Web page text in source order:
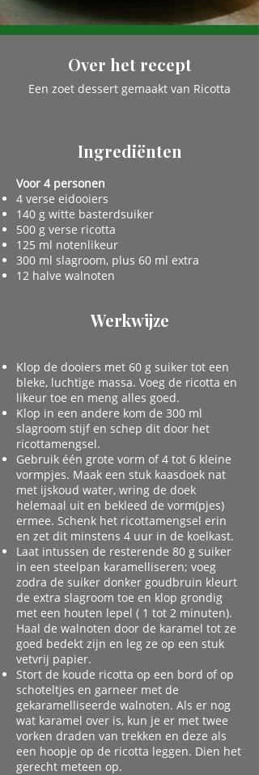
Over het recept
Een zoet dessert gemaakt van Ricotta
Ingrediënten
Voor 4 personen
4 verse eidooiers
140 g witte basterdsuiker
500 g verse ricotta
125 ml notenlikeur
300 ml slagroom, plus 60 ml extra
12 halve walnoten
Werkwijze
Klop de dooiers met 60 g suiker tot een
bleke, luchtige massa. Voeg de ricotta en
likeur toe en meng alles goed.
Klop in een andere kom de 300 ml
slagroom stijf en schep dit door het
ricottamengsel.
Gebruik één grote vorm of 4 tot 6 kleine
vormpjes. Maak een stuk kaasdoek nat
met ijskoud water, wring de doek
helemaal uit en bekleed de vorm(pjes)
ermee. Schenk het ricottamengsel erin
en zet dit minstens 4 uur in de koelkast.
Laat intussen de resterende 80 g suiker
in een steelpan karamelliseren; voeg
zodra de suiker donker goudbruin kleurt
de extra slagroom toe en klop grondig
met een houten lepel ( 1 tot 2 minuten).
Haal de walnoten door de karamel tot ze
goed bedekt zijn en leg ze op een stuk
vetvrij papier.
Stort de koude ricotta op een bord of op
schoteltjes en garneer met de
gekaramelliseerde walnoten. Als er nog
wat karamel over is, kun je er met twee
vorken draden van trekken en deze als
een hoopje op de ricotta leggen. Dien het
gerecht meteen op.